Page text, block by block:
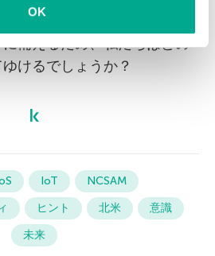
OK
すか？つながりの進む「コ
備えるため、私たちはどの
けるでしょうか？
IoT
NCSAM
ヒント 北米
意識
未来